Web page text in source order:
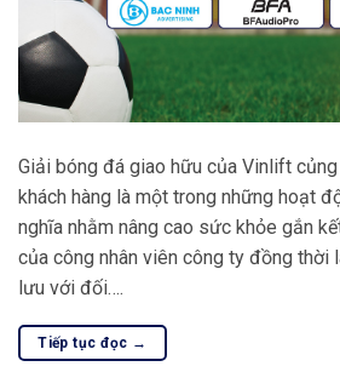
Giải bóng đá giao hữu của Vinlift
khách hàng là một trong những hoạt
nghĩa nhằm nâng cao sức khỏe gắn
của công nhân viên công ty đồng thời
lưu với đối….
Tiếp tục đọc →